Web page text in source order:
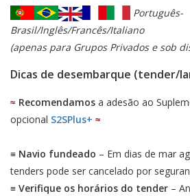
Português-
Brasil/Inglês/Francês/Italiano
(apenas para Grupos Privados e sob
Dicas de desembarque (tender/
≈ Recomendamos a adesão ao
opcional S2SPlus+ ≈
≡ Navio fundeado – Em dias de mar
tenders pode ser cancelado por
≡ Verifique os horários do tender –